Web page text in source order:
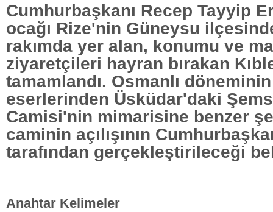
Cumhurbaşkanı Recep Tayyip
ocağı Rize'nin Güneysu
rakımda yer alan, konumu ve
ziyaretçileri hayran bırakan
tamamlandı. Osmanlı
eserlerinden Üsküdar'daki
Camisi'nin mimarisine benzer
caminin açılışının
tarafından gerçekleştirileceği
Anahtar Kelimeler